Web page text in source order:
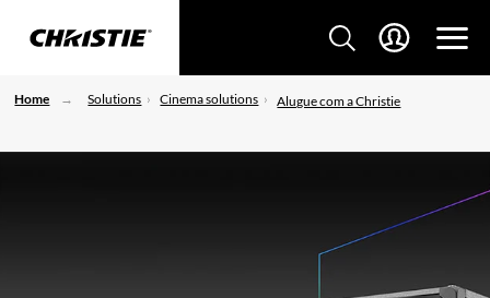
Home Solutions Cinema solutions Alugue com a Christie